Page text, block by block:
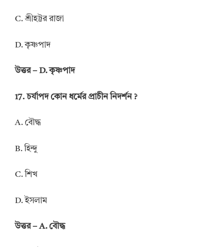
C. শ্রীহট্টর রাজা
D. কৃষ্ণপাদ
উত্তর – D. কৃষ্ণপাদ
17. চর্যাপদ কোন ধর্মের প্রাচীন নিদর্শন ?
A. বৌদ্ধ
B. হিন্দু
C. শিখ
D. ইসলাম
উত্তর – A. বৌদ্ধ